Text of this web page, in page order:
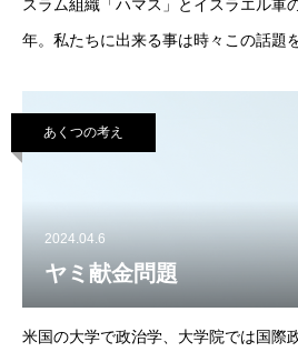
スラム組織「ハマス」とイスラエル軍
年。私たちに出来る事は時々この話題
あくつの考え
2024.04.6
ヤミ献金問題
米国の大学で政治学、大学院では国際